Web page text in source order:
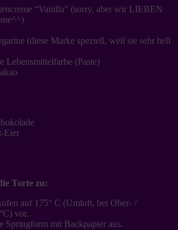
“Vanilla” (sorry, aber wir LIEBEN
(diese Marke speziell, weil sie sehr hell
Lebensmittelfarbe (Paste)
Eier
Torte zu:
auf 175° C (Umluft, bei Ober- /
vor.
Springform mit Backpapier aus.